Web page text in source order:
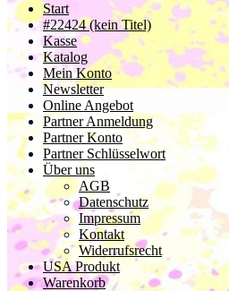
Start
#22424 (kein Titel)
Kasse
Katalog
Mein Konto
Newsletter
Online Angebot
Partner Anmeldung
Partner Konto
Partner Schlüsselwort
Über uns
AGB
Datenschutz
Impressum
Kontakt
Widerrufsrecht
USA Produkt
Warenkorb